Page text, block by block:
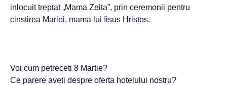
inlocuit treptat „Mama Zeita”, prin ceremonii pentru
cinstirea Mariei, mama lui Iisus Hristos.
Voi cum petreceti 8 Martie?
Ce parere aveti despre oferta hotelului nostru?